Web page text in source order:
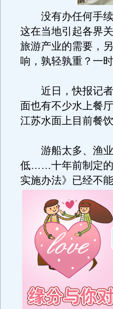
没有办任何手续
这在当地引起各界
旅游产业的需要，
响，孰轻孰重？一
近日，快报记者
面也有不少水上餐
江苏水面上目前餐
游船太多、渔业
低……十年前制定的
实施办法》已经不